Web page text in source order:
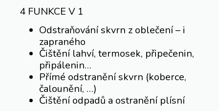
4 FUNKCE V 1
Odstraňování skvrn z oblečení – i
zapraného
Čištění lahví, termosek, připečenin,
připálenin…
Přímé odstranění skvrn (koberce,
čalounění, …)
Čištění odpadů a ostranění plísní